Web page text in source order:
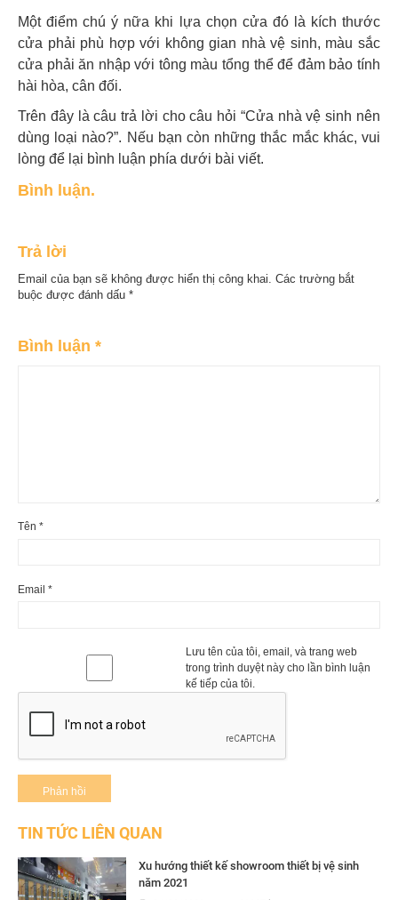
Một điểm chú ý nữa khi lựa chọn cửa đó là kích thước
cửa phải phù hợp với không gian nhà vệ sinh, màu sắc
cửa phải ăn nhập với tông màu tổng thể để đảm bảo tính
hài hòa, cân đối.
Trên đây là câu trả lời cho câu hỏi “Cửa nhà vệ sinh nên
dùng loại nào?”. Nếu bạn còn những thắc mắc khác, vui
lòng để lại bình luận phía dưới bài viết.
Bình luận.
Trả lời
Email của bạn sẽ không được hiển thị công khai. Các trường bắt
buộc được đánh dấu *
Bình luận *
Tên *
Email *
Lưu tên của tôi, email, và trang web
trong trình duyệt này cho lần bình luận
kế tiếp của tôi.
TIN TỨC LIÊN QUAN
Xu hướng thiết kế showroom thiết bị vệ sinh
năm 2021